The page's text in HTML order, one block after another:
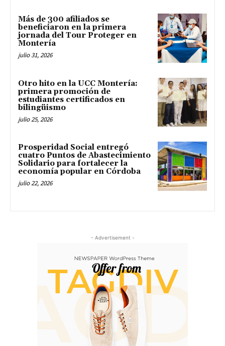
Más de 300 afiliados se
beneficiaron en la primera
jornada del Tour Proteger en
Montería
julio 31, 2026
Otro hito en la UCC Montería:
primera promoción de
estudiantes certificados en
bilingüismo
julio 25, 2026
Prosperidad Social entregó
cuatro Puntos de Abastecimiento
Solidario para fortalecer la
economía popular en Córdoba
julio 22, 2026
- Advertisement -